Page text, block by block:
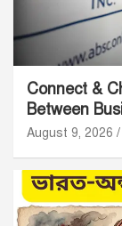
Connect &
Between
August 9, 2026